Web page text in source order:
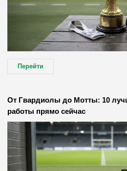
Перейти
От Гвардиолы до Мотты: 10
работы прямо сейчас